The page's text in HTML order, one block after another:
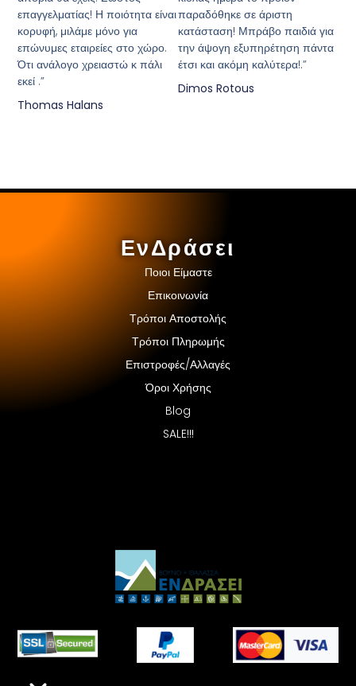
επαγγελματίας! Η ποιότητα είναι
κορυφή, μιλάμε μόνο για
επώνυμες εταιρείες στο χώρο.
Ότι ανάλογο χρειαστώ κ πάλι
εκεί .”
Thomas Halans
παραδόθηκε σε άριστη
κατάσταση! Μπράβο παιδιά για
την άψογη εξυπηρέτηση πάντα
έτσι και ακόμη καλύτερα!.”
Dimos Rotous
ΕνΔράσει
Ποιοι Είμαστε
Επικοινωνία
Τρόποι Αποστολής
Τρόποι Πληρωμής
Επιστροφές/Αλλαγές
Όροι Χρήσης
Blog
SALE!!!